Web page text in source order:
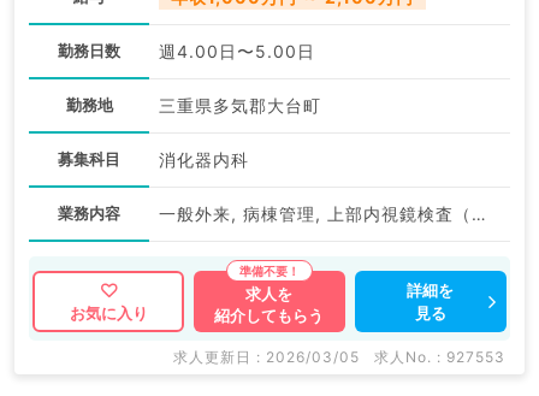
勤務日数 週4.00日〜5.00日
勤務地 三重県多気郡大台町
募集科目 消化器内科
業務内容 一般外来, 病棟管理, 上部内視鏡検査（ＧＦ）
お気に入り
求人を
紹介してもらう
詳細を
見る
求人更新日 : 2026/03/05 求人No. : 927553